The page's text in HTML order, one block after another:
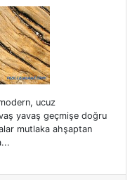
ucuz
yavaş geçmişe doğru
mutlaka ahşaptan